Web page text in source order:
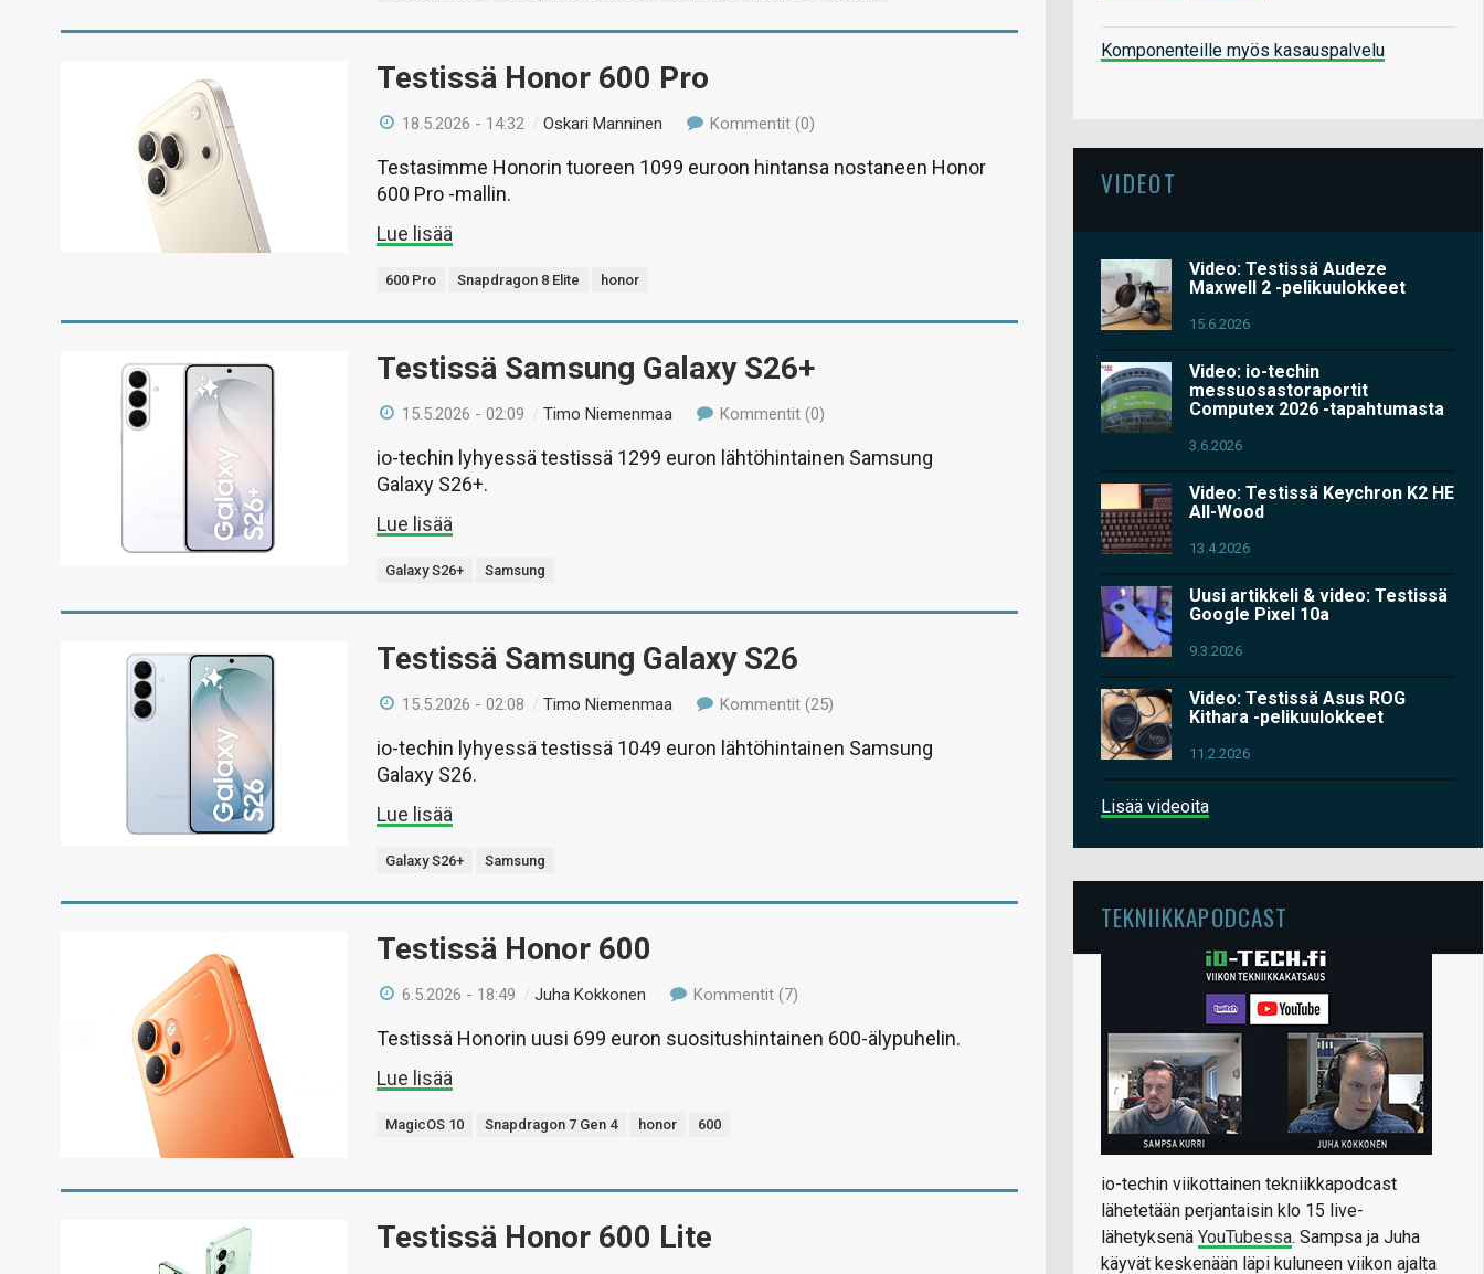
Testissä Honor 600 Pro
18.5.2026 - 14:32 /Oskari Manninen Kommentit (0)
Testasimme Honorin tuoreen 1099 euroon hintansa nostaneen Honor
600 Pro -mallin.
Lue lisää
600 Pro Snapdragon 8 Elite honor
Testissä Samsung Galaxy S26+
15.5.2026 - 02:09 /Timo Niemenmaa Kommentit (0)
io-techin lyhyessä testissä 1299 euron lähtöhintainen Samsung
Galaxy S26+.
Lue lisää
Galaxy S26+ Samsung
Testissä Samsung Galaxy S26
15.5.2026 - 02:08 /Timo Niemenmaa Kommentit (25)
io-techin lyhyessä testissä 1049 euron lähtöhintainen Samsung
Galaxy S26.
Lue lisää
Galaxy S26+ Samsung
Testissä Honor 600
6.5.2026 - 18:49 /Juha Kokkonen Kommentit (7)
Testissä Honorin uusi 699 euron suositushintainen 600-älypuhelin.
Lue lisää
MagicOS 10 Snapdragon 7 Gen 4 honor 600
Testissä Honor 600 Lite
Komponenteille myös kasauspalvelu
VIDEOT
Video: Testissä Audeze
Maxwell 2 -pelikuulokkeet
15.6.2026
Video: io-techin
messuosastoraportit
Computex 2026 -tapahtumasta
3.6.2026
Video: Testissä Keychron K2 HE
All-Wood
13.4.2026
Uusi artikkeli & video: Testissä
Google Pixel 10a
9.3.2026
Video: Testissä Asus ROG
Kithara -pelikuulokkeet
11.2.2026
Lisää videoita
TEKNIIKKAPODCAST
io-techin viikottainen tekniikkapodcast
lähetetään perjantaisin klo 15 live-
lähetyksenä YouTubessa. Sampsa ja Juha
käyvät keskenään läpi kuluneen viikon ajalta